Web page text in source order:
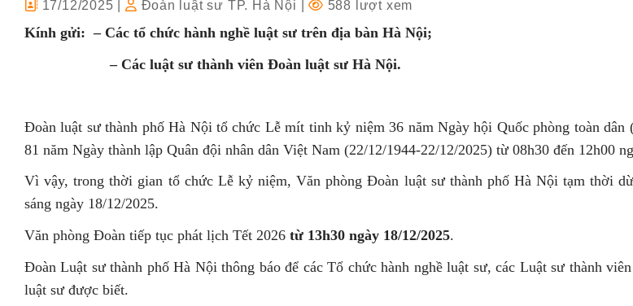
17/12/2025 Đoàn luật sư TP. Hà Nội | 588 lượt xem
Kính gửi:– Các tổ chức hành nghề luật sư trên địa bàn Hà Nội;
– Các luật sư thành viên Đoàn luật sư Hà Nội.
Đoàn luật sư thành phố Hà Nội tổ chức Lễ mít tinh kỷ niệm 36 năm Ngày hội Quốc phòng toàn dân
81 năm Ngày thành lập Quân đội nhân dân Việt Nam (22/12/1944-22/12/2025) từ 08h30 đến 12h00
Vì vậy, trong thời gian tổ chức Lễ kỷ niệm, Văn phòng Đoàn luật sư thành phố Hà Nội tạm thời
sáng ngày 18/12/2025.
Văn phòng Đoàn tiếp tục phát lịch Tết 2026 từ 13h30 ngày 18/12/2025.
Đoàn Luật sư thành phố Hà Nội thông báo để các Tổ chức hành nghề luật sư, các Luật sư thành
luật sư được biết.